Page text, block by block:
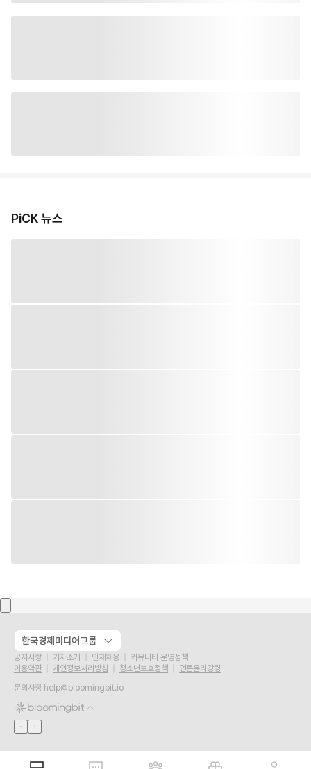
PiCK 뉴스
한국경제미디어그룹
공지사항 기자소개 인재채용
커뮤니티 운영정책
이용약관
개인정보처리방침 청소년보호정책
언론윤리강령
문의사항 help@bloomingbit.io